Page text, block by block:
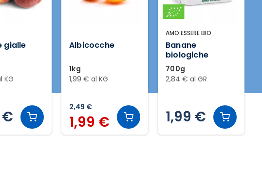
gialle
KG
€
Albicocche
1kg
1,99 € al KG
2,49 €
1,99 €
AMO ESSERE BIO
Banane
biologiche
700g
2,84 € al GR
1,99 €